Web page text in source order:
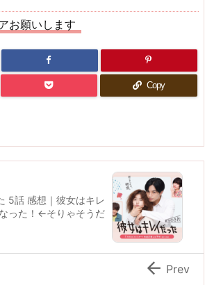
お願いします
Copy
5話 感想｜彼女はキレ
った！←そりゃそうだ
 Prev